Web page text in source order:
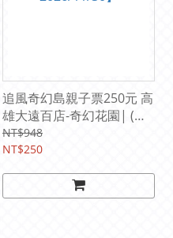
追風奇幻島親子票250元 高
雄大遠百店-奇幻花園| (平
假日均可使用) 【期限
2026/11/30】
NT$948
NT$250